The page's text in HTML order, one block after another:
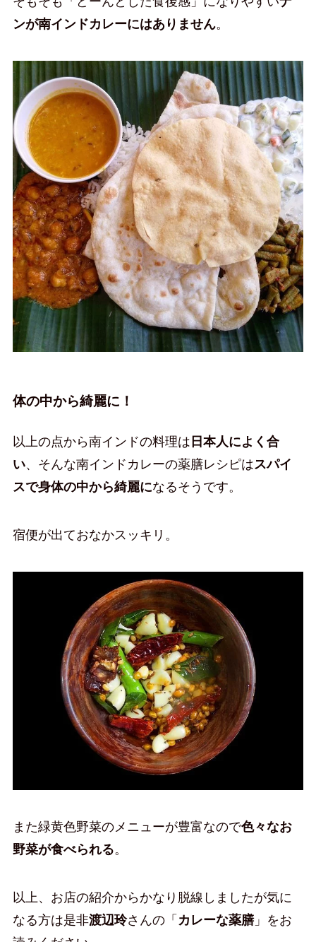
ンが南インドカレーにはありません。
体の中から綺麗に！
以上の点から南インドの料理は 日本人によく合
い、そんな南インドカレーの薬膳レシピはスパイ
スで身体の中から綺麗になるそうです。
宿便が出ておなかスッキリ。
また緑黄色野菜のメニューが豊富なので色々なお
野菜が食べられる。
以上、お店の紹介からかなり脱線しましたが気に
なる方は是非渡辺玲さんの「 カレーな薬膳」をお